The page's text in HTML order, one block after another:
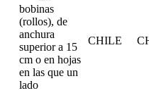
bobinas
(rollos), de
anchura
superior a 15
cm o en hojas
en las que un
lado
CHILE